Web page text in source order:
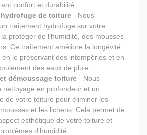
confort et durabilité.
hydrofuge de toiture - Nous
traitement hydrofuge sur votre
protéger de l'humidité, des mousses
Ce traitement améliore la longévité
en le préservant des intempéries et en
des eaux de pluie.
démoussage toiture - Nous
nettoyage en profondeur et un
de votre toiture pour éliminer les
et les lichens. Cela permet de
esthétique de votre toiture et
d'humidité.